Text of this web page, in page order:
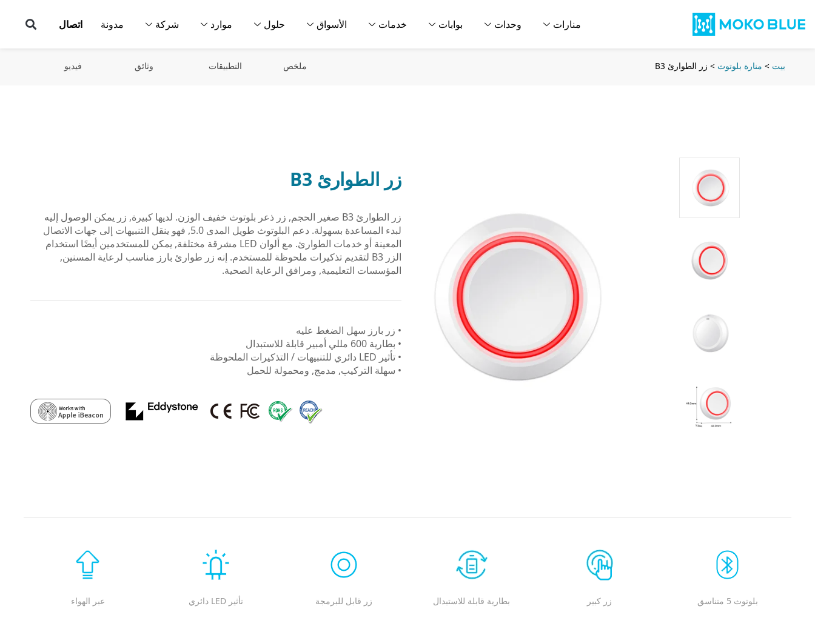
منارات وحدات بوابات خدمات الأسواق حلول موارد شركة مدونة اتصال
بيت > منارة بلوتوث > زر الطوارئ B3 ملخص التطبيقات وثائق فيديو
زر الطوارئ B3
زر الطوارئ B3 صغير الحجم, زر ذعر بلوتوث خفيف الوزن. لديها كبيرة, زر يمكن الوصول إليه
لبدء المساعدة بسهولة. دعم البلوتوث طويل المدى 5.0, فهو ينقل التنبيهات إلى جهات الاتصال
المعينة أو خدمات الطوارئ. مع ألوان LED مشرقة مختلفة, يمكن للمستخدمين أيضًا استخدام
الزر B3 لتقديم تذكيرات ملحوظة للمستخدم. إنه زر طوارئ بارز مناسب لرعاية المسنين,
المؤسسات التعليمية, ومرافق الرعاية الصحية.
• زر بارز سهل الضغط عليه
• بطارية 600 مللي أمبير قابلة للاستبدال
• تأثير LED دائري للتنبيهات / التذكيرات الملحوظة
• سهلة التركيب, مدمج, ومحمولة للحمل
بلوتوث 5 متناسق زر كبير بطارية قابلة للاستبدال زر قابل للبرمجة تأثير LED دائري عبر الهواء